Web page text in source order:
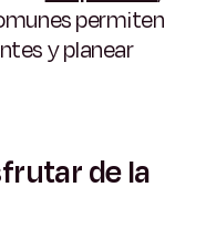
permiten
y planear
de la